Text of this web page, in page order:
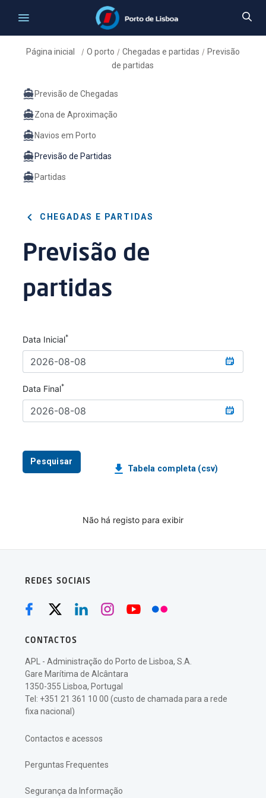
Página inicial / O porto / Chegadas e partidas / Previsão
de partidas
Previsão de Chegadas
Zona de Aproximação
Navios em Porto
Previsão de Partidas
Partidas
CHEGADAS E PARTIDAS
Previsão de
partidas
Data Inicial*
Data Final*
Pesquisar
Tabela completa (csv)
Não há registo para exibir
REDES SOCIAIS
CONTACTOS
APL - Administração do Porto de Lisboa, S.A.
Gare Marítima de Alcântara
1350-355 Lisboa, Portugal
Tel: +351 21 361 10 00 (custo de chamada para a rede
fixa nacional)
Contactos e acessos
Perguntas Frequentes
Segurança da Informação